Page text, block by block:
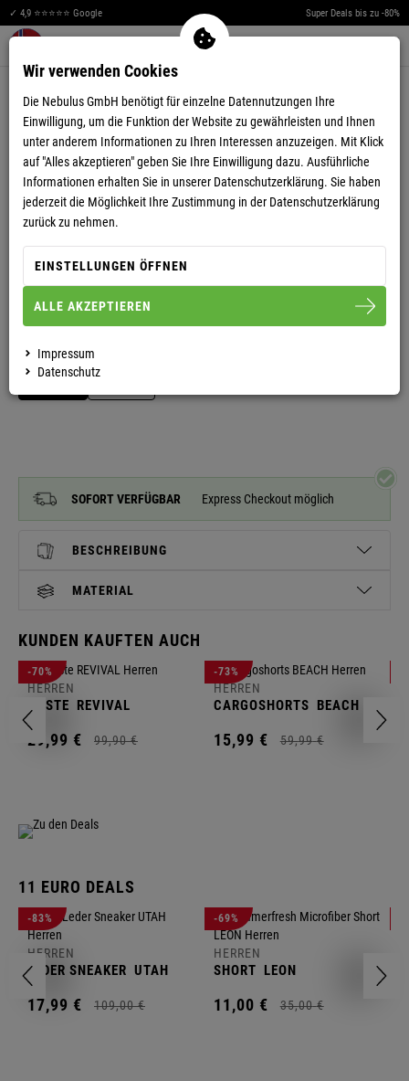
✓ 4,9 ⭐⭐⭐⭐⭐ Google Super Deals bis zu -80%
Warenkorb aufklappen
WINTERJACKE TANNO HERREN
SOFORT VERFÜGBAR Express Checkout möglich
BESCHREIBUNG
MATERIAL
KUNDEN KAUFTEN AUCH
-70%
HERREN
WESTE REVIVAL
29,99 € 99,90 €
-73%
HERREN
CARGOSHORTS BEACH
15,99 € 59,99 €
11 EURO DEALS
-83%
HERREN
LEDER SNEAKER UTAH
17,99 € 109,00 €
-69%
HERREN
SHORT LEON
11,00 € 35,00 €
Wir verwenden Cookies
Die Nebulus GmbH benötigt für einzelne Datennutzungen Ihre
Einwilligung, um die Funktion der Website zu gewährleisten und Ihnen
unter anderem Informationen zu Ihren Interessen anzuzeigen. Mit Klick
auf "Alles akzeptieren" geben Sie Ihre Einwilligung dazu. Ausführliche
Informationen erhalten Sie in unserer Datenschutzerklärung. Sie haben
jederzeit die Möglichkeit Ihre Zustimmung in der Datenschutzerklärung
zurück zu nehmen.
EINSTELLUNGEN ÖFFNEN
ALLE AKZEPTIEREN
Impressum
Datenschutz